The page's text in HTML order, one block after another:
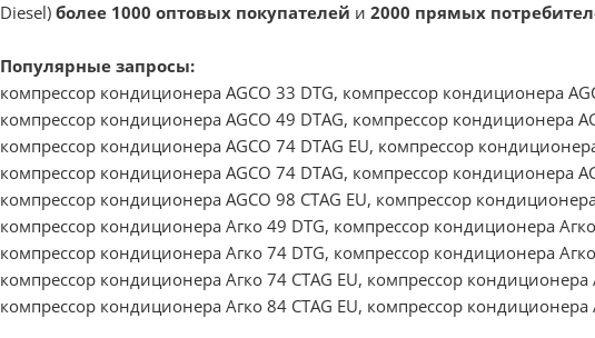
Diesel) более 1000 оптовых покупателей и 2000 прямых
Популярные запросы:
компрессор кондиционера AGCO 33 DTG, компрессор кондиционера
компрессор кондиционера AGCO 49 DTAG, компрессор кондиционера
компрессор кондиционера AGCO 74 DTAG EU, компрессор
компрессор кондиционера AGCO 74 DTAG, компрессор кондиционера
компрессор кондиционера AGCO 98 CTAG EU, компрессор
компрессор кондиционера Агко 49 DTG, компрессор кондиционера
компрессор кондиционера Агко 74 DTG, компрессор кондиционера
компрессор кондиционера Агко 74 CTAG EU, компрессор
компрессор кондиционера Агко 84 CTAG EU, компрессор кондиционера